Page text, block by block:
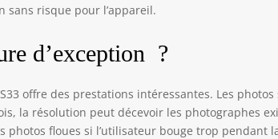
sans risque pour l’appareil.
d’exception ?
offre des prestations intéressantes. Les
la résolution peut décevoir les photographes
photos floues si l’utilisateur bouge trop pendant